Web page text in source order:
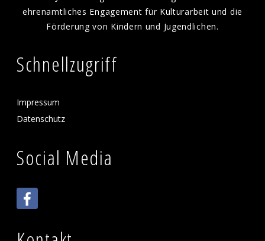
ehrenamtliches Engagement für Kulturarbeit und die
Förderung von Kindern und Jugendlichen.
Schnellzugriff
Impressum
Datenschutz
Social Media